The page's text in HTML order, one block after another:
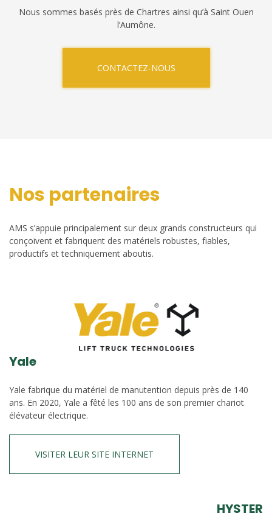
Nous sommes basés près de Chartres ainsi qu’à Saint Ouen
l’Aumône.
CONTACTEZ-NOUS
Nos partenaires
AMS s’appuie principalement sur deux grands constructeurs qui
conçoivent et fabriquent des matériels robustes, fiables,
productifs et techniquement aboutis.
Yale
Yale fabrique du matériel de manutention depuis près de 140
ans. En 2020, Yale a fêté les 100 ans de son premier chariot
élévateur électrique.
VISITER LEUR SITE INTERNET
HYSTER